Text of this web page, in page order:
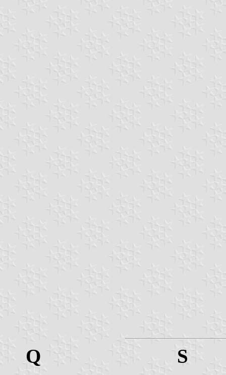
Q
S